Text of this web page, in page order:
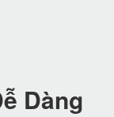
Dàng